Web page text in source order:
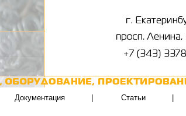
Документация Статьи